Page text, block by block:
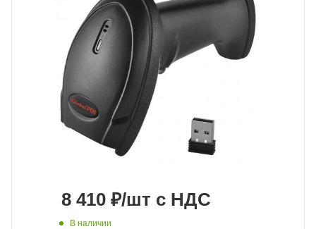
8 410 ₽/шт с НДС
В наличии